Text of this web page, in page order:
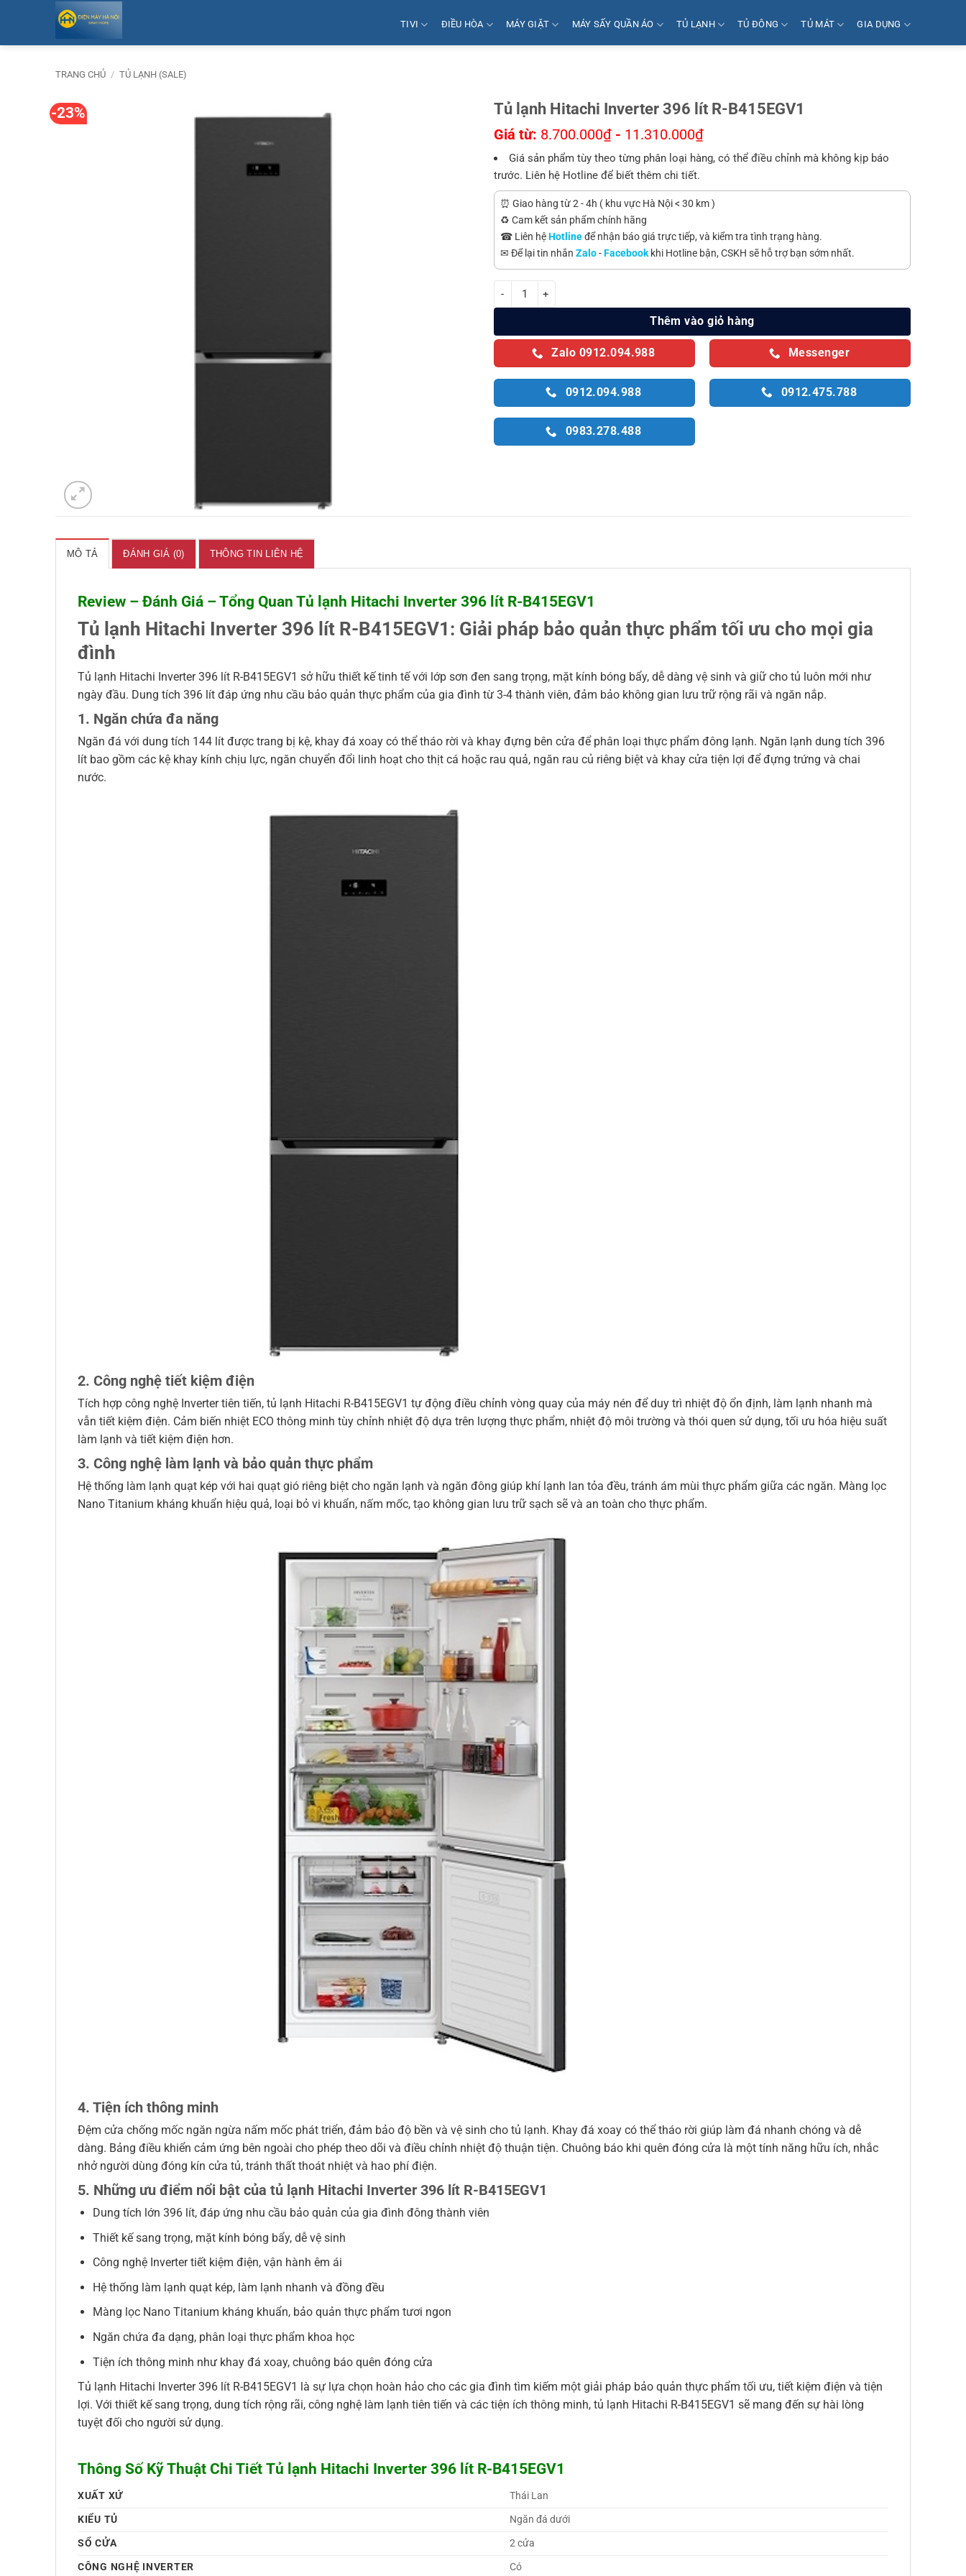
nội
TIVI ĐIỀU HÒA MÁY GIẶT MÁY SẤY QUẦN ÁO TỦ LẠNH TỦ ĐÔNG TỦ MÁT GIA DỤNG
TRANG CHỦ / TỦ LẠNH (SALE)
-23% Tủ lạnh Hitachi Inverter 396 lít R-B415EGV1
Giá từ: 8.700.000₫ - 11.310.000₫
Giá sản phẩm tùy theo từng phân loại hàng, có thể điều chỉnh mà không kịp báo
trước. Liên hệ Hotline để biết thêm chi tiết.
⏰ Giao hàng từ 2 - 4h ( khu vực Hà Nội < 30 km )
♻️ Cam kết sản phẩm chính hãng
☎ Liên hệHotlineđể nhận báo giá trực tiếp, và kiểm tra tình trạng hàng.
✉ Để lại tin nhắn Zalo-Facebook khi Hotline bận, CSKH sẽ hỗ trợ bạn sớm nhất.
Tủ lạnh Hitachi Inverter 396 lít R-B415EGV1 số lượng
Thêm vào giỏ hàng
Zalo 0912.094.988 Messenger
0912.094.988 0912.475.788
0983.278.488
MÔ TẢ ĐÁNH GIÁ (0) THÔNG TIN LIÊN HỆ
Review – Đánh Giá – Tổng Quan Tủ lạnh Hitachi Inverter 396 lít R-B415EGV1
Tủ lạnh Hitachi Inverter 396 lít R-B415EGV1: Giải pháp bảo quản thực phẩm tối ưu cho mọi gia
đình
Tủ lạnh Hitachi Inverter 396 lít R-B415EGV1 sở hữu thiết kế tinh tế với lớp sơn đen sang trọng, mặt kính bóng bẩy, dễ dàng vệ sinh và giữ cho tủ luôn mới như
ngày đầu. Dung tích 396 lít đáp ứng nhu cầu bảo quản thực phẩm của gia đình từ 3-4 thành viên, đảm bảo không gian lưu trữ rộng rãi và ngăn nắp.
1. Ngăn chứa đa năng
Ngăn đá với dung tích 144 lít được trang bị kệ, khay đá xoay có thể tháo rời và khay đựng bên cửa để phân loại thực phẩm đông lạnh. Ngăn lạnh dung tích 396
lít bao gồm các kệ khay kính chịu lực, ngăn chuyển đổi linh hoạt cho thịt cá hoặc rau quả, ngăn rau củ riêng biệt và khay cửa tiện lợi để đựng trứng và chai
nước.
2. Công nghệ tiết kiệm điện
Tích hợp công nghệ Inverter tiên tiến, tủ lạnh Hitachi R-B415EGV1 tự động điều chỉnh vòng quay của máy nén để duy trì nhiệt độ ổn định, làm lạnh nhanh mà
vẫn tiết kiệm điện. Cảm biến nhiệt ECO thông minh tùy chỉnh nhiệt độ dựa trên lượng thực phẩm, nhiệt độ môi trường và thói quen sử dụng, tối ưu hóa hiệu suất
làm lạnh và tiết kiệm điện hơn.
3. Công nghệ làm lạnh và bảo quản thực phẩm
Hệ thống làm lạnh quạt kép với hai quạt gió riêng biệt cho ngăn lạnh và ngăn đông giúp khí lạnh lan tỏa đều, tránh ám mùi thực phẩm giữa các ngăn. Màng lọc
Nano Titanium kháng khuẩn hiệu quả, loại bỏ vi khuẩn, nấm mốc, tạo không gian lưu trữ sạch sẽ và an toàn cho thực phẩm.
4. Tiện ích thông minh
Đệm cửa chống mốc ngăn ngừa nấm mốc phát triển, đảm bảo độ bền và vệ sinh cho tủ lạnh. Khay đá xoay có thể tháo rời giúp làm đá nhanh chóng và dễ
dàng. Bảng điều khiển cảm ứng bên ngoài cho phép theo dõi và điều chỉnh nhiệt độ thuận tiện. Chuông báo khi quên đóng cửa là một tính năng hữu ích, nhắc
nhở người dùng đóng kín cửa tủ, tránh thất thoát nhiệt và hao phí điện.
5. Những ưu điểm nổi bật của tủ lạnh Hitachi Inverter 396 lít R-B415EGV1
Dung tích lớn 396 lít, đáp ứng nhu cầu bảo quản của gia đình đông thành viên
Thiết kế sang trọng, mặt kính bóng bẩy, dễ vệ sinh
Công nghệ Inverter tiết kiệm điện, vận hành êm ái
Hệ thống làm lạnh quạt kép, làm lạnh nhanh và đồng đều
Màng lọc Nano Titanium kháng khuẩn, bảo quản thực phẩm tươi ngon
Ngăn chứa đa dạng, phân loại thực phẩm khoa học
Tiện ích thông minh như khay đá xoay, chuông báo quên đóng cửa
Tủ lạnh Hitachi Inverter 396 lít R-B415EGV1 là sự lựa chọn hoàn hảo cho các gia đình tìm kiếm một giải pháp bảo quản thực phẩm tối ưu, tiết kiệm điện và tiện
lợi. Với thiết kế sang trọng, dung tích rộng rãi, công nghệ làm lạnh tiên tiến và các tiện ích thông minh, tủ lạnh Hitachi R-B415EGV1 sẽ mang đến sự hài lòng
tuyệt đối cho người sử dụng.
Thông Số Kỹ Thuật Chi Tiết Tủ lạnh Hitachi Inverter 396 lít R-B415EGV1
XUẤT XỨ
Thái Lan
KIỂU TỦ
Ngăn đá dưới
SỔ CỬA
2 cửa
CÔNG NGHỆ INVERTER
Có